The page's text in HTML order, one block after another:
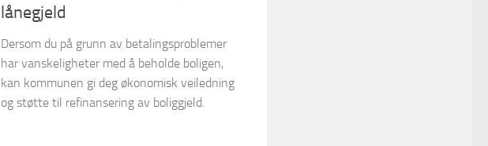
lånegjeld
Dersom du på grunn av betalingsproblemer
har vanskeligheter med å beholde boligen,
kan kommunen gi deg økonomisk veiledning
og støtte til refinansering av boliggjeld.